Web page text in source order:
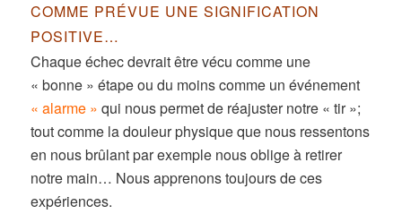
COMME PRÉVUE UNE SIGNIFICATION
POSITIVE…
Chaque échec devrait être vécu comme une
« bonne » étape ou du moins comme un événement
« alarme »qui nous permet de réajuster notre « tir »;
tout comme la douleur physique que nous ressentons
en nous brûlant par exemple nous oblige à retirer
notre main… Nous apprenons toujours de ces
expériences.